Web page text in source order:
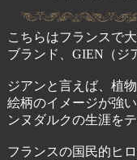
こちらはフランスで
ブランド、GIEN（ジ
ジアンと言えば、植
絵柄のイメージが強
ンヌダルクの生涯を
フランスの国民的ヒ